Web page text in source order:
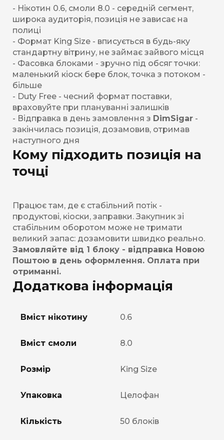
- Нікотин 0.6, смоли 8.0 - середній сегмент,
широка аудиторія, позиція не зависає на
полиці
- Формат King Size - вписується в будь-яку
стандартну вітрину, не займає зайвого місця
- Фасовка блоками - зручно під обсяг точки:
маленький кіоск бере блок, точка з потоком -
більше
- Duty Free - чесний формат поставки,
враховуйте при плануванні залишків
- Відправка в день замовлення з DimSigar -
закінчилась позиція, дозамовив, отримав
наступного дня
Кому підходить позиція на
точці
Працює там, де є стабільний потік -
продуктові, кіоски, заправки. Закупник зі
стабільним оборотом може не тримати
великий запас: дозамовити швидко реально.
Замовляйте від 1 блоку - відправка Новою
Поштою в день оформлення. Оплата при
отриманні.
Додаткова інформація
Вміст нікотину 0.6
Вміст смоли 8.0
Розмір King Size
Упаковка Целофан
Кількість 50 блоків